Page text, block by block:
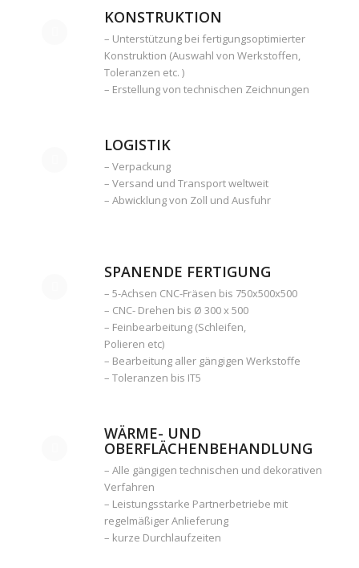
KONSTRUKTION
– Unterstützung bei fertigungsoptimierter
Konstruktion (Auswahl von Werkstoffen,
Toleranzen etc. )
– Erstellung von technischen Zeichnungen
LOGISTIK
– Verpackung
– Versand und Transport weltweit
– Abwicklung von Zoll und Ausfuhr
SPANENDE FERTIGUNG
– 5-Achsen CNC-Fräsen bis 750x500x500
– CNC- Drehen bis Ø 300 x 500
– Feinbearbeitung (Schleifen,
Polieren etc)
– Bearbeitung aller gängigen Werkstoffe
– Toleranzen bis IT5
WÄRME- UND
OBERFLÄCHENBEHANDLUNG
– Alle gängigen technischen und dekorativen
Verfahren
– Leistungsstarke Partnerbetriebe mit
regelmäßiger Anlieferung
– kurze Durchlaufzeiten